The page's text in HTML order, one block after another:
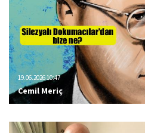
19.06.2026 10:47
Cemil Meriç